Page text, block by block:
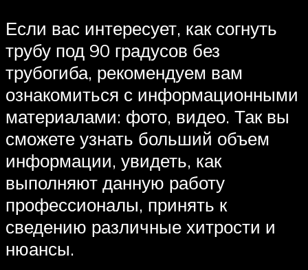
Если вас интересует, как согнуть
трубу под 90 градусов без
трубогиба, рекомендуем вам
ознакомиться с информационными
материалами: фото, видео. Так вы
сможете узнать больший объем
информации, увидеть, как
выполняют данную работу
профессионалы, принять к
сведению различные хитрости и
нюансы.